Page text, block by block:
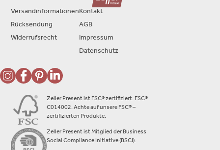
Zeller Present ist FSC® zertifiziert. FSC®
C014002. Achte auf unsere FSC® –
zertifizierten Produkte.
Zeller Present ist Mitglied der Business
Social Compliance Initiative (BSCI).
Versandinformationen
Rücksendung
Widerrufsrecht
Kontakt
AGB
Impressum
Datenschutz